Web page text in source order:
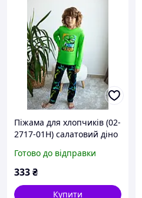
Піжама для хлопчиків (02-
2717-01Н) салатовий діно
Готово до відправки
333₴
Купити